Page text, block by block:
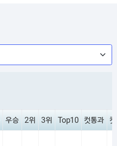
우승 2위 3위 Top10 컷통과